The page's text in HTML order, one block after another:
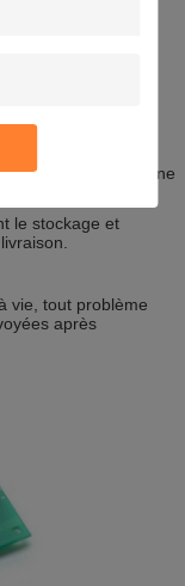
selon mes
les bienvenus.
dans le domaine
le stockage et
vie, tout problème
après